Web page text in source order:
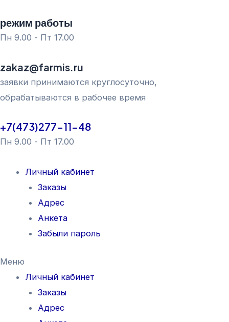
к
содержимому
режим работы
Пн 9.00 - Пт 17.00
zakaz@farmis.ru
заявки принимаются круглосуточно,
обрабатываются в рабочее время
+7(473)277-11-48
Пн 9.00 - Пт 17.00
Личный кабинет
Заказы
Адрес
Анкета
Забыли пароль
Меню
Личный кабинет
Заказы
Адрес